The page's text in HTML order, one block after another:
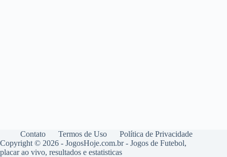
Contato Termos de Uso
Política de Privacidade
Copyright © 2026 - JogosHoje.com.br - Jogos de Futebol,
placar ao vivo, resultados e estatisticas